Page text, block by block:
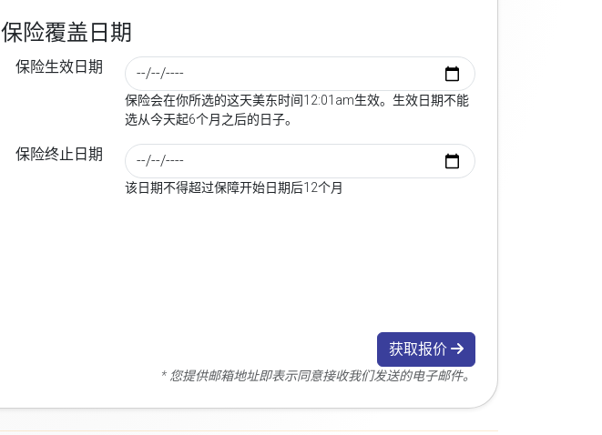
保险覆盖日期
保险生效日期
保险会在你所选的这天美东时间12:01am生效。生效日期不能
选从今天起6个月之后的日子。
保险终止日期
该日期不得超过保障开始日期后12个月
获取报价
* 您提供邮箱地址即表示同意接收我们发送的电子邮件。